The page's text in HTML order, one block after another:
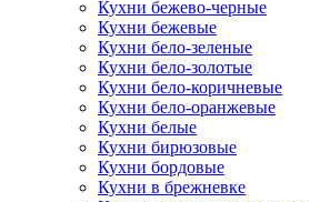
Кухни бежево-черные
Кухни бежевые
Кухни бело-зеленые
Кухни бело-золотые
Кухни бело-коричневые
Кухни бело-оранжевые
Кухни белые
Кухни бирюзовые
Кухни бордовые
Кухни в брежневке